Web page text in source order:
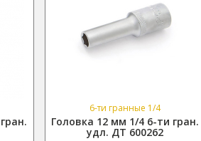
6-ти гранные 1/4
Головка 12 мм 1/4 6-ти гран.
удл. ДТ 600262